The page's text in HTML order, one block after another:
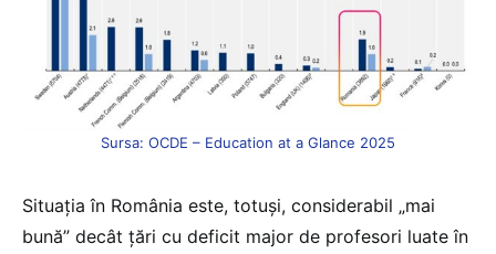
Sursa: OCDE – Education at a Glance 2025
Situația în România este, totuși, considerabil „mai
bună” decât țări cu deficit major de profesori luate în